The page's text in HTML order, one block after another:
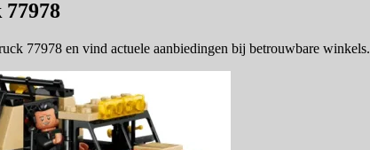
77978 en vind actuele aanbiedingen bij betrouwbare winkels.